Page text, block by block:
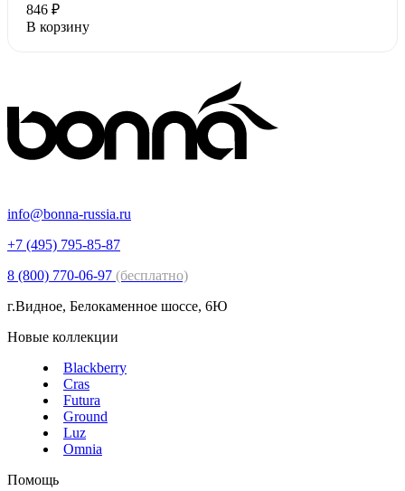
846 ₽
В корзину
info@bonna-russia.ru
+7 (495) 795-85-87
8 (800) 770-06-97 (бесплатно)
г.Видное, Белокаменное шоссе, 6Ю
Новые коллекции
Blackberry
Cras
Futura
Ground
Luz
Omnia
Помощь